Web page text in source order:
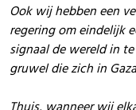
Ook wij hebben een
regering om eindelijk
signaal de wereld in
gruwel die zich in